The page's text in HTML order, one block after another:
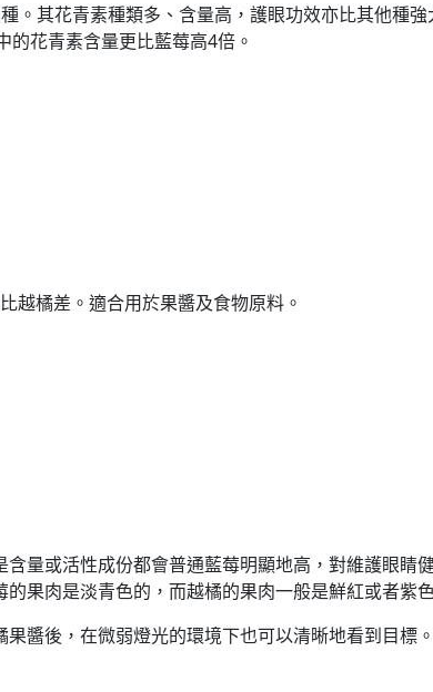
。其花青素種類多、含量高，護眼功效亦比其他種強
的花青素含量更比藍莓高4倍。
越橘差。適合用於果醬及食物原料。
量或活性成份都會普通藍莓明顯地高，對維護眼睛
果肉是淡青色的，而越橘的果肉一般是鮮紅或者紫
醬後，在微弱燈光的環境下也可以清晰地看到目標